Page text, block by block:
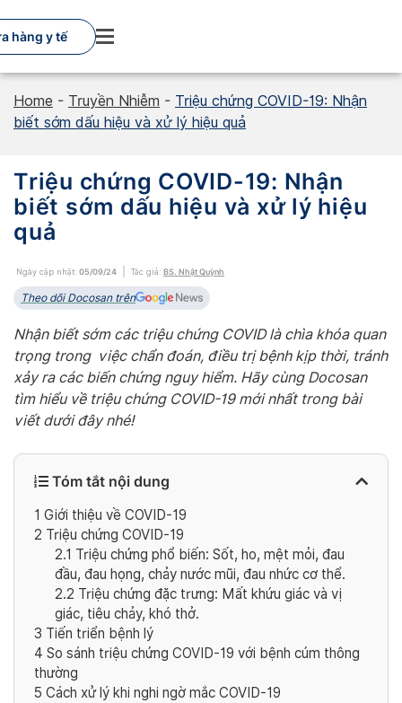
to
content
hàng y tế
Home - Truyền Nhiễm - Triệu chứng COVID-19: Nhận
biết sớm dấu hiệu và xử lý hiệu quả
Triệu chứng COVID-19: Nhận
biết sớm dấu hiệu và xử lý hiệu
quả
Ngày cập nhật: 05/09/24 Tác giả: BS. Nhật Quỳnh
Theo dõi Docosan trên
Nhận biết sớm các triệu chứng COVID là chìa khóa quan
trọng trong việc chẩn đoán, điều trị bệnh kịp thời, tránh
xảy ra các biến chứng nguy hiểm. Hãy cùng Docosan
tìm hiểu về triệu chứng COVID-19 mới nhất trong bài
viết dưới đây nhé!
Tóm tắt nội dung
1 Giới thiệu về COVID-19
2 Triệu chứng COVID-19
2.1 Triệu chứng phổ biến: Sốt, ho, mệt mỏi, đau
đầu, đau họng, chảy nước mũi, đau nhức cơ thể.
2.2 Triệu chứng đặc trưng: Mất khứu giác và vị
giác, tiêu chảy, khó thở.
3 Tiến triển bệnh lý
4 So sánh triệu chứng COVID-19 với bệnh cúm thông
thường
5 Cách xử lý khi nghi ngờ mắc COVID-19